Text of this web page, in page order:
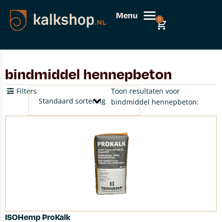
Menu 0
bindmiddel hennepbeton
Toon resultaten voor
bindmiddel hennepbeton:
Filters
ISOHemp ProKalk